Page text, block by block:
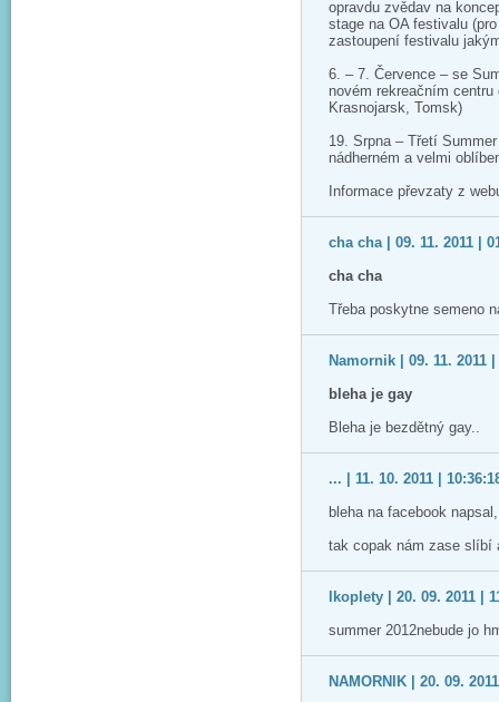
opravdu zvědav na
stage na OA festivalu
zastoupení festivalu
6. – 7. Července – se
novém rekreačním
Krasnojarsk, Tom­sk)
19. Srpna – Třetí
nádherném a velmi
Informace převzaty z
cha cha | 09. 11. 2011 |
cha cha
Třeba poskytne semeno
Namornik | 09. 11. 2011 |
bleha je gay
Bleha je bezdětný gay..
... | 11. 10. 2011 |
bleha na facebook
tak copak nám zase slíbí
lkoplety | 20. 09. 2011 |
summer 2012nebude jo
NAMORNIK | 20. 09.